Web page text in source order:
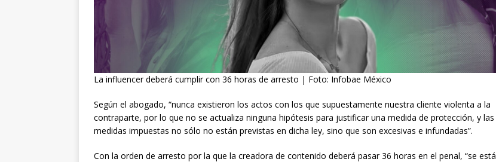
La influencer deberá cumplir con 36 horas de arresto | Foto: Infobae México
Según el abogado, “nunca existieron los actos con los que supuestamente nuestra cliente violenta a la
contraparte, por lo que no se actualiza ninguna hipótesis para justificar una medida de protección, y las
medidas impuestas no sólo no están previstas en dicha ley, sino que son excesivas e infundadas”.
Con la orden de arresto por la que la creadora de contenido deberá pasar 36 horas en el penal, “se está